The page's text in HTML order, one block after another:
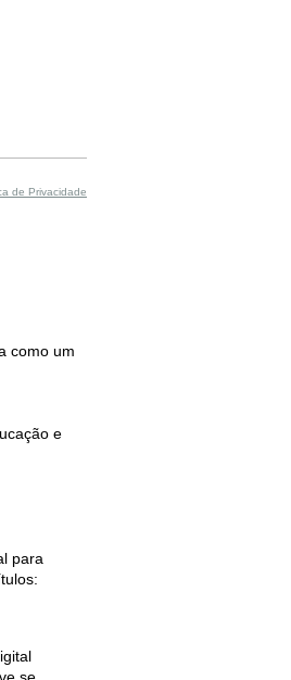
de Privacidade
como um
e
para